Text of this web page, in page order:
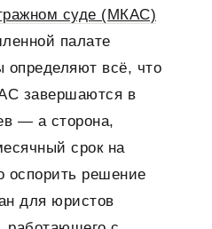
суде (МКАС)
палате
всё, что
завершаются в
— а сторона,
срок на
оспорить решение
для юристов